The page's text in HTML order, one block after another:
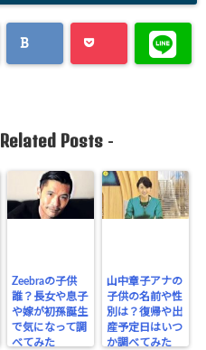
Related Posts-
Zeebraの子供
誰？長女や息子
や嫁が初孫誕生
で気になって調
べてみた
山中章子アナの
子供の名前や性
別は？復帰や出
産予定日はいつ
か調べてみた